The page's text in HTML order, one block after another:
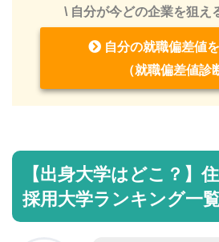
\ 自分が今どの企業を狙え
自分の就職偏差値
（就職偏差値診
【出身大学はどこ？】
採用大学ランキング一